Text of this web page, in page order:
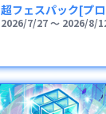
超フェスパック[プ
2026/7/27〜 2026/8/